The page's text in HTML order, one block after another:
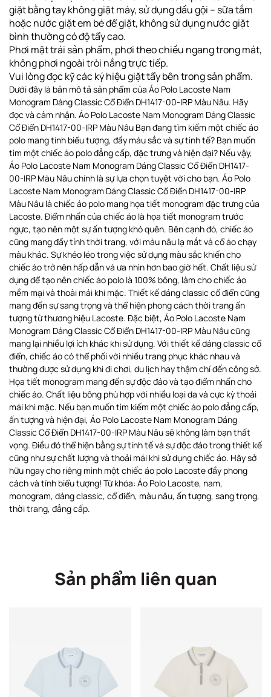
giặt bằng tay không giặt máy, sử dụng dầu gội – sữa tắm
hoặc nước giặt em bé để giặt, không sử dụng nước giặt
bình thường có độ tẩy cao.
Phơi mặt trái sản phẩm, phơi theo chiều ngangtrong mát,
không phơi ngoài tròi nắng trực tiếp.
Vui lòng đọc kỹ các ký hiệu giặt tẩy bên trong sản phẩm.
Dưới đây là bản mô tả sản phẩm của Áo Polo Lacoste Nam
Monogram Dáng Classic Cổ Điển DH1417-00-IRP Màu Nâu. Hãy
đọc và cảm nhận. Áo Polo Lacoste Nam Monogram Dáng Classic
Cổ Điển DH1417-00-IRP Màu Nâu Bạn đang tìm kiếm một chiếc áo
polo mang tính biểu tượng, đầy màu sắc và sự tinh tế? Bạn muốn
tìm một chiếc áo polo đẳng cấp, đặc trưng và hiện đại? Nếu vậy,
Áo Polo Lacoste Nam Monogram Dáng Classic Cổ Điển DH1417-
00-IRP Màu Nâu chính là sự lựa chọn tuyệt vời cho bạn. Áo Polo
Lacoste Nam Monogram Dáng Classic Cổ Điển DH1417-00-IRP
Màu Nâu là chiếc áo polo mang họa tiết monogram đặc trưng của
Lacoste. Điểm nhấn của chiếc áo là họa tiết monogram trước
ngực, tạo nên một sự ấn tượng khó quên. Bên cạnh đó, chiếc áo
cũng mang đầy tính thời trang, với màu nâu lạ mắt và cổ áo chạy
màu khác. Sự khéo léo trong việc sử dụng màu sắc khiến cho
chiếc áo trở nên hấp dẫn và ưa nhìn hơn bao giờ hết. Chất liệu sử
dụng để tạo nên chiếc áo polo là 100% bông, làm cho chiếc áo
mềm mại và thoải mái khi mặc. Thiết kế dáng classic cổ điển cũng
mang đến sự sang trọng và thể hiện phong cách thời trang ấn
tượng từ thương hiệu Lacoste. Đặc biệt, Áo Polo Lacoste Nam
Monogram Dáng Classic Cổ Điển DH1417-00-IRP Màu Nâu cũng
mang lại nhiều lợi ích khác khi sử dụng. Với thiết kế dáng classic cổ
điển, chiếc áo có thể phối với nhiều trang phục khác nhau và
thường được sử dụng khi đi chơi, du lịch hay thậm chí đến công sở.
Họa tiết monogram mang đến sự độc đáo và tạo điểm nhấn cho
chiếc áo. Chất liệu bông phù hợp với nhiều loại da và cực kỳ thoải
mái khi mặc. Nếu bạn muốn tìm kiếm một chiếc áo polo đẳng cấp,
ấn tượng và hiện đại, Áo Polo Lacoste Nam Monogram Dáng
Classic Cổ Điển DH1417-00-IRP Màu Nâu sẽ không làm bạn thất
vọng. Điều đó thể hiện bằng sự tinh tế và sự độc đáo trong thiết kế
cũng như sự chất lượng và thoải mái khi sử dụng chiếc áo. Hãy sở
hữu ngay cho riêng mình một chiếc áo polo Lacoste đầy phong
cách và tính biểu tượng! Từ khóa: Áo Polo Lacoste, nam,
monogram, dáng classic, cổ điển, màu nâu, ấn tượng, sang trọng,
thời trang, đẳng cấp.
Sản phẩm liên quan